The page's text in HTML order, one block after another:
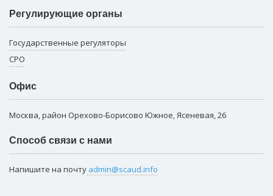
Регулирующие органы
Государственные регуляторы
СРО
Офис
Москва, район Орехово-Борисово Южное, Ясеневая, 26
Способ связи с нами
Напишите на почту admin@scaud.info